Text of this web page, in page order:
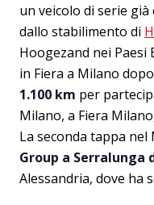
un veicolo di serie
dallo stabilimento di
Hoogezand nei
in Fiera a Milano
1.100 km per
Milano, a Fiera
La seconda tappa
Group a Serralunga
Alessandria, dove ha